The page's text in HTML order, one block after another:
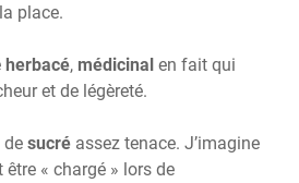
place.
herbacé, médicinal en fait qui
et de légèreté.
de sucré assez tenace. J’imagine
« chargé » lors de